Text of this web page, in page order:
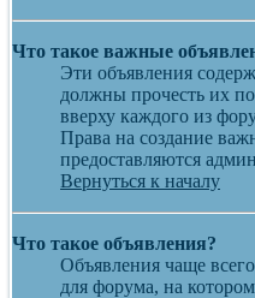
Что такое важные
Эти объявления
должны прочесть их
вверху каждого из
Права на создание
предоставляются
Вернуться к началу
Что такое объявления?
Объявления чаще
для форума, на